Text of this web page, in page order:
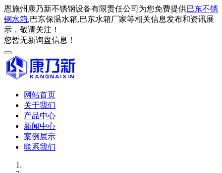
恩施州康乃新不锈钢设备有限责任公司为您免费提供巴东不锈
钢水箱,巴东保温水箱,巴东水箱厂家等相关信息发布和资讯展
示，敬请关注！
您暂无新询盘信息！
网站首页
关于我们
产品中心
新闻中心
案例展示
联系我们